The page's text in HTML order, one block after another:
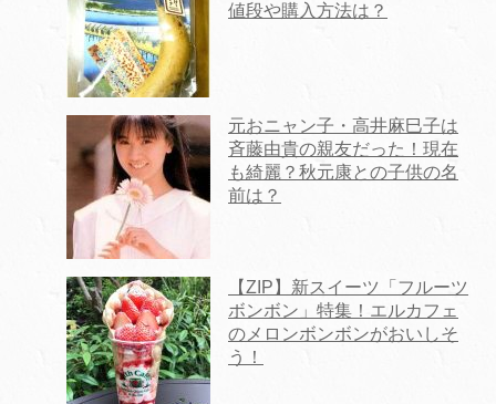
値段や購入方法は？
元おニャン子・高井麻巳子は
斉藤由貴の親友だった！現在
も綺麗？秋元康との子供の名
前は？
【ZIP】新スイーツ「フルーツ
ボンボン」特集！エルカフェ
のメロンボンボンがおいしそ
う！